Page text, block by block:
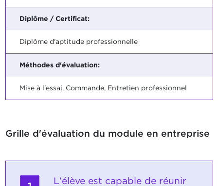
Diplôme / Certificat:
Diplôme d'aptitude professionnelle
Méthodes d'évaluation:
Mise à l'essai, Commande, Entretien professionnel
Grille d'évaluation du module en entreprise
L'élève est capable de réunir